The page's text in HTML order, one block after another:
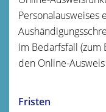
Personalausweises
im Bedarfsfall (zum
den Online-
Fristen